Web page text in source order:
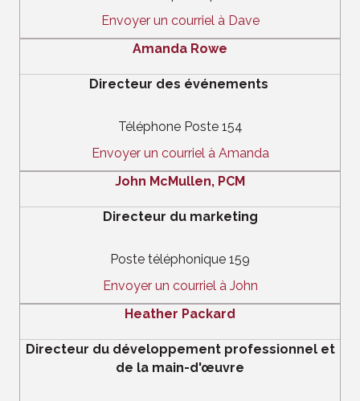
Envoyer un courriel à Dave
Amanda Rowe
Directeur des événements
Téléphone Poste 154
Envoyer un courriel à Amanda
John McMullen, PCM
Directeur du marketing
Poste téléphonique 159
Envoyer un courriel à John
Heather Packard
Directeur du développement professionnel et
de la main-d'œuvre